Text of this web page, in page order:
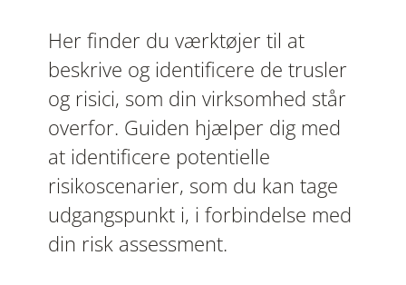
Her finder du værktøjer til at
beskrive og identificere de trusler
og risici, som din virksomhed står
overfor. Guiden hjælper dig med
at identificere potentielle
risikoscenarier, som du kan tage
udgangspunkt i, i forbindelse med
din risk assessment.